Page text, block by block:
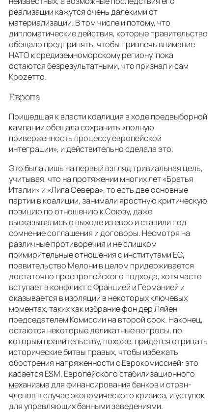
реализации кажутся очень далекими от
материализации. В том числе и потому, что
дипломатические действия, которые правительство
обещало предпринять, чтобы привлечь внимание
НАТО к средиземноморскому региону, пока
остаются безрезультатными, что признал и сам
Кроzетто.
Европа
Пришедшая к власти коалиция в ходе предвыборной
кампании обещала сохранить «полную
приверженность процессу европейской
интеграции», и действительно сделала это.
Это была лишь на первый взгляд тривиальная цель,
учитывая, что на протяжении многих лет «Братья
Италии» и «Лига Севера», то есть две основные
партии в коалиции, занимали яростную критическую
позицию по отношению к Союзу, даже
высказывались о выходе из евро и ставили под
сомнение соглашения и договоры. Несмотря на
различные противоречия и не слишком
примирительные отношения с институтами ЕС,
правительство Мелони в целом придерживается
достаточно проевропейского подхода, хотя часто
вступает в конфликт с Францией и Германией и
оказывается в изоляции в некоторых ключевых
моментах, таких как избрание фон дер Ляйен
председателем Комиссии на второй срок. Наконец,
остаются некоторые деликатные вопросы, по
которым правительству, похоже, придется отрицать
исторические битвы правых, чтобы избежать
обострения напряженности с Еврокомиссией: это
касается ESM, Европейского стабилизационного
механизма для финансирования банков и стран-
членов в случае экономического кризиса, и уступок
для управляющих банными заведениями.